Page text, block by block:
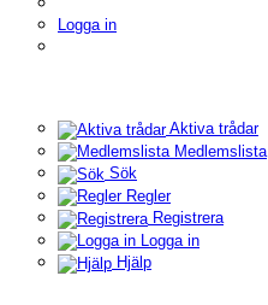
Logga in
Aktiva trådar
Medlemslista
Sök
Regler
Registrera
Logga in
Hjälp